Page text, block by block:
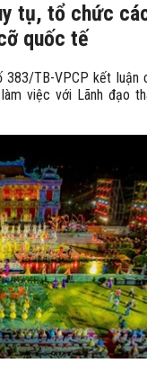
tụ, tổ chức
quốc tế
383/TB-VPCP kết luận
việc với Lãnh đạo